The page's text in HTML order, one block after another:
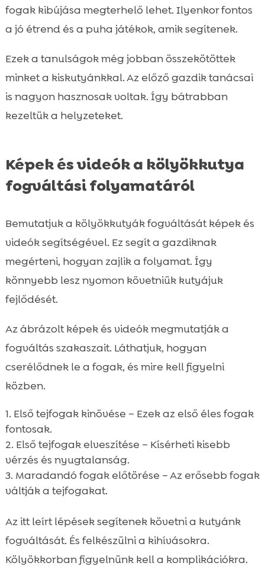
fogak kibújása megterhelő lehet. Ilyenkor fontos
a jó étrend és a puha játékok, amik segítenek.
Ezek a tanulságok még jobban összekötöttek
minket a kiskutyánkkal. Az előző gazdik tanácsai
is nagyon hasznosak voltak. Így bátrabban
kezeltük a helyzeteket.
Képek és videók a kölyökkutya
fogváltási folyamatáról
Bemutatjuk a kölyökkutyák fogváltását képek és
videók segítségével. Ez segít a gazdiknak
megérteni, hogyan zajlik a folyamat. Így
könnyebb lesz nyomon követniük kutyájuk
fejlődését.
Az ábrázolt képek és videók megmutatják a
fogváltás szakaszait. Láthatjuk, hogyan
cserélődnek le a fogak, és mire kell figyelni
közben.
Első tejfogak kinövése – Ezek az első éles fogak
fontosak.
Első tejfogak elveszítése – Kísérheti kisebb
vérzés és nyugtalanság.
Maradandó fogak előtörése – Az erősebb fogak
váltják a tejfogakat.
Az itt leírt lépések segítenek követni a kutyánk
fogváltását. És felkészülni a kihívásokra.
Kölyökkorban figyelnünk kell a komplikációkra.